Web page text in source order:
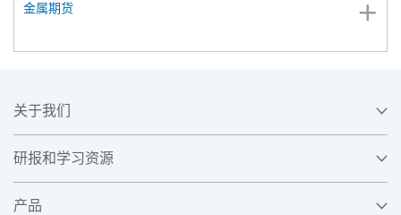
金属期货
关于我们
研报和学习资源
产品